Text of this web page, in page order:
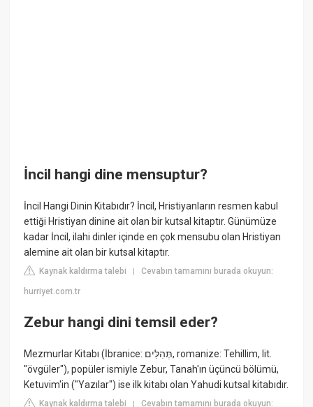
İncil hangi dine mensuptur?
İncil Hangi Dinin Kitabıdır? İncil, Hristiyanların resmen kabul
ettiği Hristiyan dinine ait olan bir kutsal kitaptır. Günümüze
kadar İncil, ilahi dinler içinde en çok mensubu olan Hristiyan
alemine ait olan bir kutsal kitaptır.
Kaynak kaldırma talebi |Cevabın tamamını burada okuyun:
hurriyet.com.tr
Zebur hangi dini temsil eder?
Mezmurlar Kitabı (İbranice: תְּהִלִּים‎, romanize: Tehillim, lit.
"övgüler"), popüler ismiyle Zebur, Tanah'ın üçüncü bölümü,
Ketuvim'in ("Yazılar") ise ilk kitabı olan Yahudi kutsal kitabıdır.
Kaynak kaldırma talebi |Cevabın tamamını burada okuyun: